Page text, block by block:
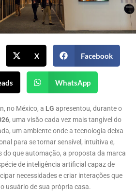
X Facebook
WhatsApp
no México, a LG apresentou, durante o
, uma visão cada vez mais tangível do
um ambiente onde a tecnologia deixa
para se tornar sensível, intuitiva e,
do que automação, a proposta da marca
de inteligência artificial capaz de
necessidades e criar interações que
usuário de sua própria casa.